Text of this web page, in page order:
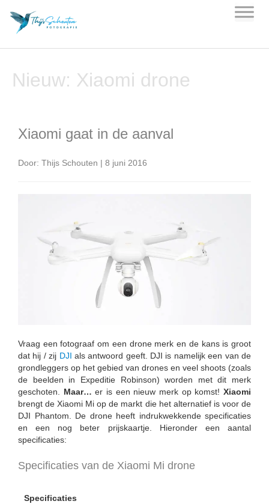
Nieuw: Xiaomi drone
Xiaomi gaat in de aanval
Door: Thijs Schouten | 8 juni 2016
Vraag een fotograaf om een drone merk en de kans is groot
dat hij / zij DJI als antwoord geeft. DJI is namelijk een van de
grondleggers op het gebied van drones en veel shoots (zoals
de beelden in Expeditie Robinson) worden met dit merk
geschoten. Maar… er is een nieuw merk op komst!Xiaomi
brengt de Xiaomi Mi op de markt die het alternatief is voor de
DJI Phantom. De drone heeft indrukwekkende specificaties
en een nog beter prijskaartje. Hieronder een aantal
specificaties:
Specificaties van de Xiaomi Mi drone
Specificaties